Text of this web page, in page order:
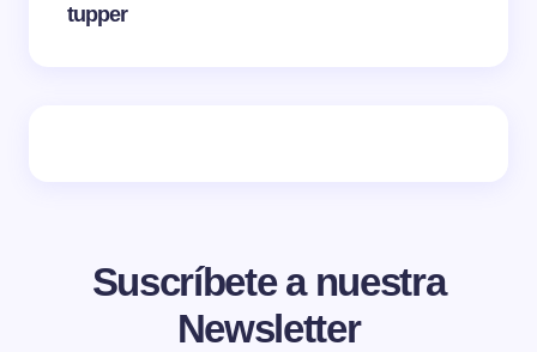
tupper
Suscríbete a nuestra
Newsletter